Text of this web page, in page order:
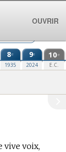
8e
1935
9e
2024
10e
E.C.
vive voix,
OUVRIR